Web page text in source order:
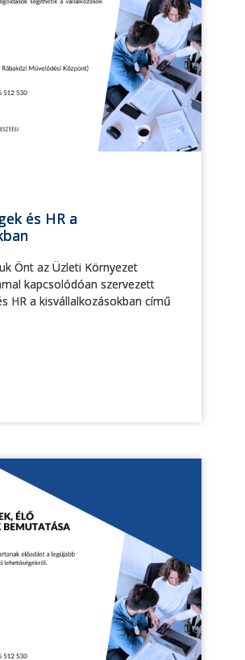
és HR a
Önt az Üzleti Környezet
kapcsolódóan szervezett
HR a kisvállalkozásokban című